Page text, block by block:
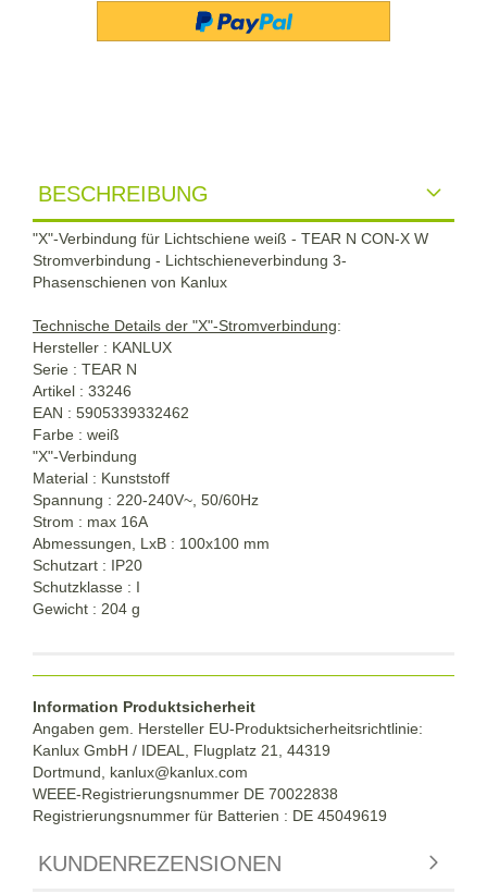
BESCHREIBUNG
"X"-Verbindung für Lichtschiene weiß - TEAR N CON-X W
Stromverbindung - Lichtschieneverbindung 3-
Phasenschienen von Kanlux
Technische Details der "X"-Stromverbindung:
Hersteller : KANLUX
Serie : TEAR N
Artikel : 33246
EAN : 5905339332462
Farbe : weiß
"X"-Verbindung
Material : Kunststoff
Spannung : 220-240V~, 50/60Hz
Strom : max 16A
Abmessungen, LxB : 100x100 mm
Schutzart : IP20
Schutzklasse : I
Gewicht : 204 g
Information Produktsicherheit
Angaben gem. Hersteller EU-Produktsicherheitsrichtlinie:
Kanlux GmbH / IDEAL, Flugplatz 21, 44319
Dortmund, kanlux@kanlux.com
WEEE-Registrierungsnummer DE 70022838
Registrierungsnummer für Batterien : DE 45049619
KUNDENREZENSIONEN